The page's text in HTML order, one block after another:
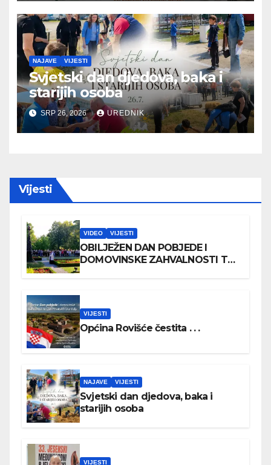
NAJAVE VIJESTI
Svjetski dan djedova, baka i
starijih osoba
SRP 26, 2026 UREDNIK
Vijesti
VIDEO VIJESTI
OBILJEŽEN DAN POBJEDE I
DOMOVINSKE ZAHVALNOSTI TE
VIJESTI
Općina Rovišće čestita . . .
NAJAVE VIJESTI
Svjetski dan djedova, baka i
starijih osoba
VIJESTI